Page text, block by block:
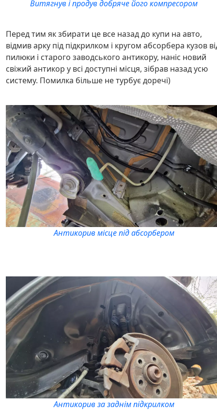
Витягнув і продув добряче його компресором
Перед тим як збирати це все назад до купи на авто,
відмив арку під підкрилком і кругом абсорбера кузов
пилюки і старого заводського антикору, наніс новий
свіжий антикор у всі доступні місця, зібрав назад усю
систему. Помилка більше не турбує доречі)
Антикорив місце під абсорбером
Антикорив за заднім підкрилком